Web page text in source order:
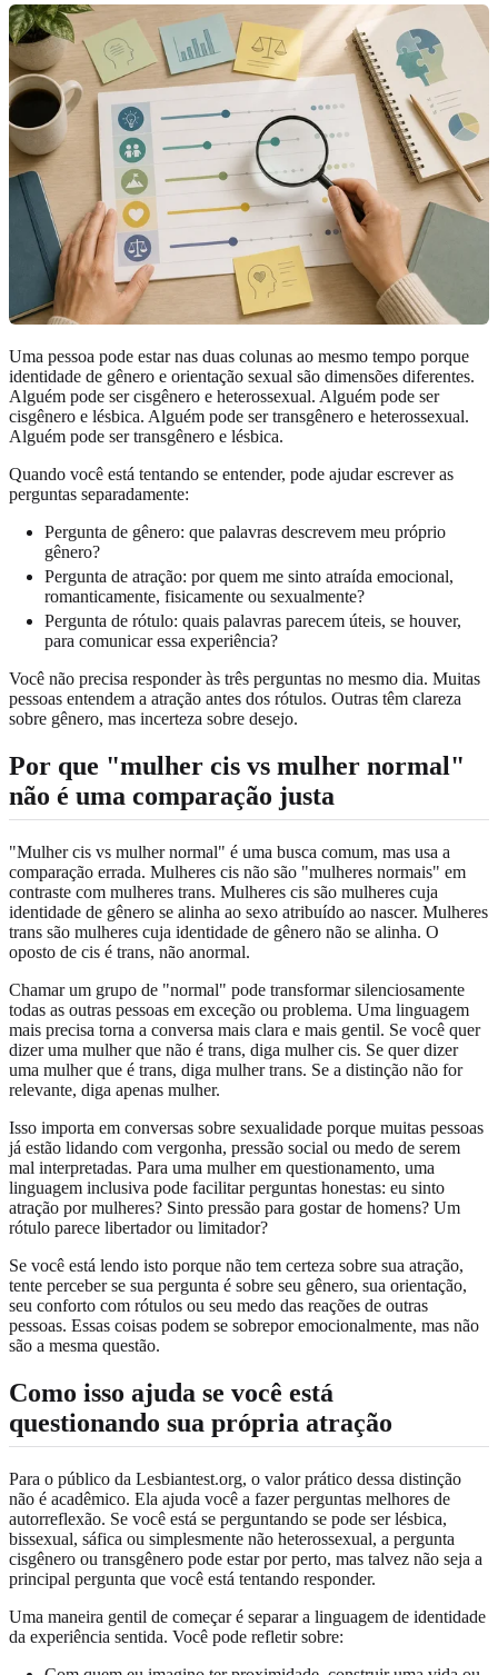
Uma pessoa pode estar nas duas colunas ao mesmo tempo porque
identidade de gênero e orientação sexual são dimensões diferentes.
Alguém pode ser cisgênero e heterossexual. Alguém pode ser
cisgênero e lésbica. Alguém pode ser transgênero e heterossexual.
Alguém pode ser transgênero e lésbica.
Quando você está tentando se entender, pode ajudar escrever as
perguntas separadamente:
Pergunta de gênero: que palavras descrevem meu próprio
gênero?
Pergunta de atração: por quem me sinto atraída emocional,
romanticamente, fisicamente ou sexualmente?
Pergunta de rótulo: quais palavras parecem úteis, se houver,
para comunicar essa experiência?
Você não precisa responder às três perguntas no mesmo dia. Muitas
pessoas entendem a atração antes dos rótulos. Outras têm clareza
sobre gênero, mas incerteza sobre desejo.
Por que "mulher cis vs mulher normal"
não é uma comparação justa
"Mulher cis vs mulher normal" é uma busca comum, mas usa a
comparação errada. Mulheres cis não são "mulheres normais" em
contraste com mulheres trans. Mulheres cis são mulheres cuja
identidade de gênero se alinha ao sexo atribuído ao nascer. Mulheres
trans são mulheres cuja identidade de gênero não se alinha. O
oposto de cis é trans, não anormal.
Chamar um grupo de "normal" pode transformar silenciosamente
todas as outras pessoas em exceção ou problema. Uma linguagem
mais precisa torna a conversa mais clara e mais gentil. Se você quer
dizer uma mulher que não é trans, diga mulher cis. Se quer dizer
uma mulher que é trans, diga mulher trans. Se a distinção não for
relevante, diga apenas mulher.
Isso importa em conversas sobre sexualidade porque muitas pessoas
já estão lidando com vergonha, pressão social ou medo de serem
mal interpretadas. Para uma mulher em questionamento, uma
linguagem inclusiva pode facilitar perguntas honestas: eu sinto
atração por mulheres? Sinto pressão para gostar de homens? Um
rótulo parece libertador ou limitador?
Se você está lendo isto porque não tem certeza sobre sua atração,
tente perceber se sua pergunta é sobre seu gênero, sua orientação,
seu conforto com rótulos ou seu medo das reações de outras
pessoas. Essas coisas podem se sobrepor emocionalmente, mas não
são a mesma questão.
Como isso ajuda se você está
questionando sua própria atração
Para o público da Lesbiantest.org, o valor prático dessa distinção
não é acadêmico. Ela ajuda você a fazer perguntas melhores de
autorreflexão. Se você está se perguntando se pode ser lésbica,
bissexual, sáfica ou simplesmente não heterossexual, a pergunta
cisgênero ou transgênero pode estar por perto, mas talvez não seja a
principal pergunta que você está tentando responder.
Uma maneira gentil de começar é separar a linguagem de identidade
da experiência sentida. Você pode refletir sobre: